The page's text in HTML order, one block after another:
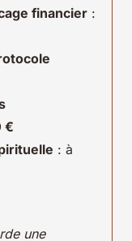
financier :
€
: à
une